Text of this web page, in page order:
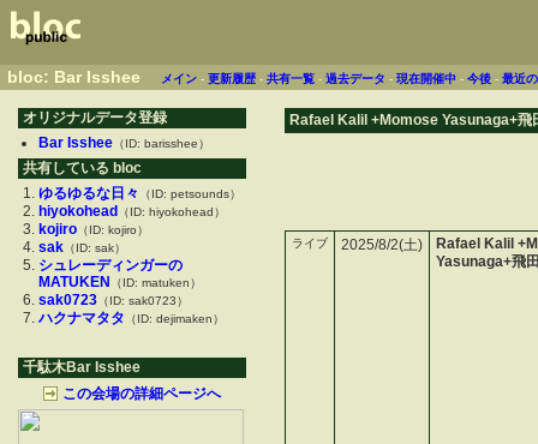
bloc: Bar Isshee メイン -更新履歴 -共有一覧 -過去データ -現在開催中 -今後 -最近
オリジナルデータ登録
Bar Isshee（ID: barisshee）
共有している bloc
ゆるゆるな日々
（ID: petsounds）
hiyokohead （ID: hiyokohead）
kojiro（ID: kojiro）
sak（ID: sak）
シュレーディンガーの
MATUKEN （ID: matuken）
sak0723（ID: sak0723）
ハクナマタタ （ID: dejimaken）
千駄木Bar Isshee
この会場の詳細ページへ
Rafael Kalil +Momose Yasunaga+飛
ライブ 2025/8/2(土)
Rafael Kalil
Yasunaga+飛